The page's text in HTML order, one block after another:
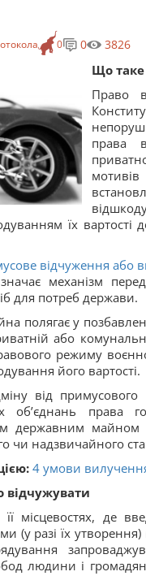
0 0 3826
Що
Право
права
їх вартості
відчуження або
механізм
для потреб держави.
полягає у
або
режиму
його вартості.
від
об’єднань права
державним
чи надзвичайного
4 умови
відчужувати
місцевостях, де
(у разі їх
людини і